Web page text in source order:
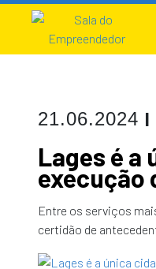
21.06.2024 I
Lages é a
execução
Entre os serviços
certidão de